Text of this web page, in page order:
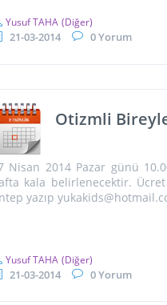
Yusuf TAHA (Diğer)
21-03-2014 0 Yorum
Otizmli
Nisan 2014 Pazar günü
kala belirlenecektir. Ücret
yazıp
Yusuf TAHA (Diğer)
21-03-2014 0 Yorum